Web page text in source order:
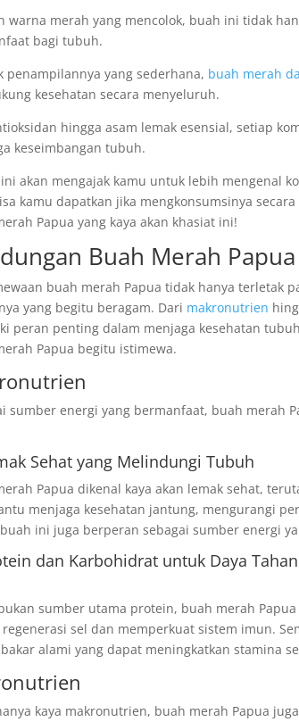
warna merah yang mencolok, buah ini tidak
bagi tubuh.
penampilannya yang sederhana, buah merah
kesehatan secara menyeluruh.
hingga asam lemak esensial, setiap
keseimbangan tubuh.
akan mengajak kamu untuk lebih mengenal
kamu dapatkan jika mengkonsumsinya
Papua yang kaya akan khasiat ini!
Buah Merah Papua
buah merah Papua tidak hanya terletak
yang begitu beragam. Dari makronutrien
peran penting dalam menjaga kesehatan
Papua begitu istimewa.
sumber energi yang bermanfaat, buah merah
Sehat yang Melindungi Tubuh
Papua dikenal kaya akan lemak sehat,
menjaga kesehatan jantung, mengurangi
ini juga berperan sebagai sumber energi
dan Karbohidrat untuk Daya
sumber utama protein, buah merah
regenerasi sel dan memperkuat sistem imun.
alami yang dapat meningkatkan stamina
kaya makronutrien, buah merah Papua